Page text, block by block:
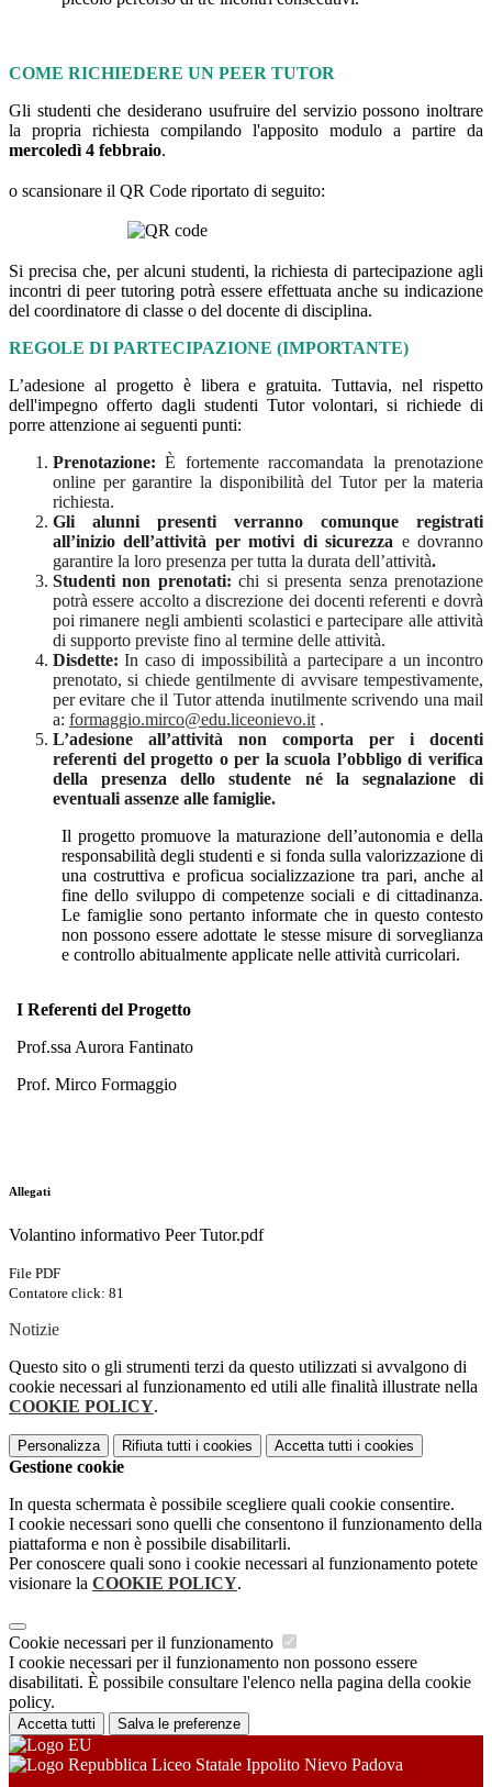
COME RICHIEDERE UN PEER TUTOR
Gli studenti che desiderano usufruire del servizio possono inoltrare
la propria richiesta compilando l'apposito modulo a partire da
mercoledì 4 febbraio.
o scansionare il QR Code riportato di seguito:
Si precisa che, per alcuni studenti, la richiesta di partecipazione agli
incontri di peer tutoring potrà essere effettuata anche su indicazione
del coordinatore di classe o del docente di disciplina.
REGOLE DI PARTECIPAZIONE (IMPORTANTE)
L’adesione al progetto è libera e gratuita. Tuttavia, nel rispetto
dell'impegno offerto dagli studenti Tutor volontari, si richiede di
porre attenzione ai seguenti punti:
Prenotazione: È fortemente raccomandata la prenotazione
online per garantire la disponibilità del Tutor per la materia
richiesta.
Gli alunni presenti verranno comunque registrati
all’inizio dell’attività per motivi di sicurezza e dovranno
garantire la loro presenza per tutta la durata dell’attività.
Studenti non prenotati: chi si presenta senza prenotazione
potrà essere accolto a discrezione dei docenti referenti e dovrà
poi rimanere negli ambienti scolastici e partecipare alle attività
di supporto previste fino al termine delle attività.
Disdette: In caso di impossibilità a partecipare a un incontro
prenotato, si chiede gentilmente di avvisare tempestivamente,
per evitare che il Tutor attenda inutilmente scrivendo una mail
a: formaggio.mirco@edu.liceonievo.it .
L’adesione all’attività non comporta per i docenti
referenti del progetto o per la scuola l’obbligo di verifica
della presenza dello studente né la segnalazione di
eventuali assenze alle famiglie.
Il progetto promuove la maturazione dell’autonomia e della
responsabilità degli studenti e si fonda sulla valorizzazione di
una costruttiva e proficua socializzazione tra pari, anche al
fine dello sviluppo di competenze sociali e di cittadinanza.
Le famiglie sono pertanto informate che in questo contesto
non possono essere adottate le stesse misure di sorveglianza
e controllo abitualmente applicate nelle attività curricolari.
I Referenti del Progetto
Prof.ssa Aurora Fantinato
Prof. Mirco Formaggio
Allegati
Volantino informativo Peer Tutor.pdf
File PDF
Contatore click: 81
Notizie
Questo sito o gli strumenti terzi da questo utilizzati si avvalgono di
cookie necessari al funzionamento ed utili alle finalità illustrate nella
COOKIE POLICY.
Personalizza Rifiuta tutti i cookies Accetta tutti i cookies
Gestione cookie
In questa schermata è possibile scegliere quali cookie consentire.
I cookie necessari sono quelli che consentono il funzionamento della
piattaforma e non è possibile disabilitarli.
Per conoscere quali sono i cookie necessari al funzionamento potete
visionare la COOKIE POLICY.
Cookie necessari per il funzionamento
I cookie necessari per il funzionamento non possono essere
disabilitati. È possibile consultare l'elenco nella pagina della cookie
policy.
Accetta tutti Salva le preferenze
Liceo Statale Ippolito Nievo Padova